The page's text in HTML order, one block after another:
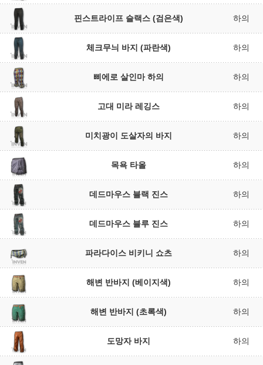
핀스트라이프 슬랙스 (검은색) 하의
체크무늬 바지 (파란색) 하의
삐에로 살인마 하의 하의
고대 미라 레깅스 하의
미치광이 도살자의 바지 하의
목욕 타올 하의
데드마우스 블랙 진스 하의
데드마우스 블루 진스 하의
파라다이스 비키니 쇼츠 하의
해변 반바지 (베이지색) 하의
해변 반바지 (초록색) 하의
도망자 바지 하의